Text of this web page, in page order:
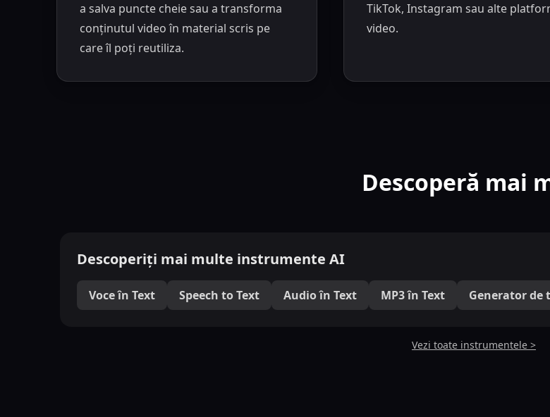
a salva puncte cheie sau a transforma
conținutul video în material scris pe
care îl poți reutiliza.
TikTok, Instagram sau alte
video.
Descoperă mai
Descoperiți mai multe instrumente AI
Voce în Text Speech to Text Audio în Text MP3 în Text Generator de
Vezi toate instrumentele >